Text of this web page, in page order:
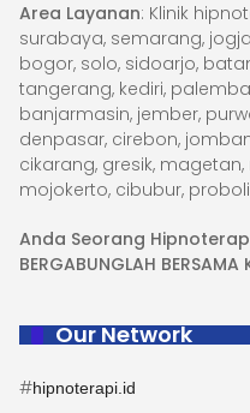
Area Layanan: Klinik
surabaya, semarang,
bogor, solo, sidoarjo,
tangerang, kediri,
banjarmasin, jember,
denpasar, cirebon,
cikarang, gresik,
mojokerto, cibubur,
Anda Seorang
BERGABUNGLAH BERSAMA
Our Network
#hipnoterapi.id